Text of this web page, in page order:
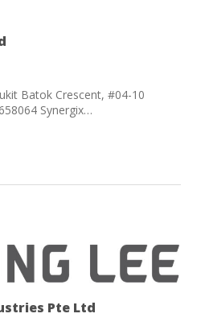
Batok Crescent, #04-10
Synergix…
Pte Ltd